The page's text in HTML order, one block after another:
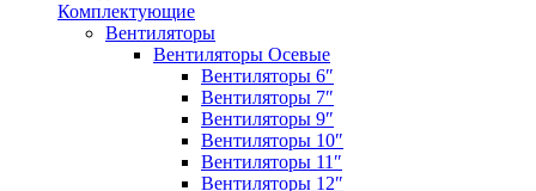
Комплектующие
Вентиляторы
Вентиляторы Осевые
Вентиляторы 6″
Вентиляторы 7″
Вентиляторы 9″
Вентиляторы 10″
Вентиляторы 11″
Вентиляторы 12″